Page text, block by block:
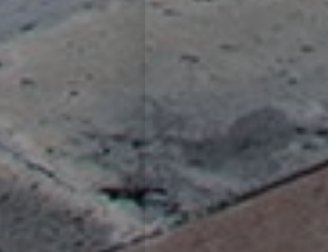
Overnatting
Et hus på landet
godt utvalg
finner du det